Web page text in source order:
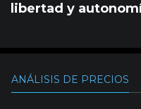
libertad y
ANÁLISIS DE PRECIOS